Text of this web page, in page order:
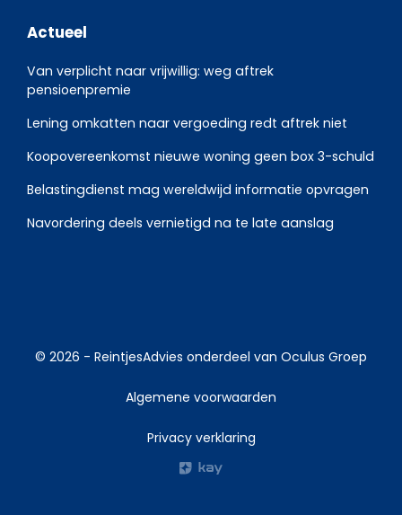
Actueel
Van verplicht naar vrijwillig: weg aftrek
pensioenpremie
Lening omkatten naar vergoeding redt aftrek niet
Koopovereenkomst nieuwe woning geen box 3-schuld
Belastingdienst mag wereldwijd informatie opvragen
Navordering deels vernietigd na te late aanslag
© 2026 - ReintjesAdvies onderdeel van Oculus Groep
Algemene voorwaarden
Privacy verklaring